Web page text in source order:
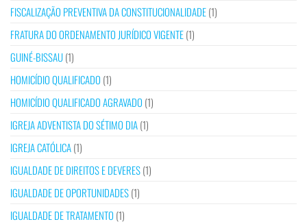
FISCALIZAÇÃO PREVENTIVA DA CONSTITUCIONALIDADE(1)
FRATURA DO ORDENAMENTO JURÍDICO VIGENTE(1)
GUINÉ-BISSAU(1)
HOMICÍDIO QUALIFICADO (1)
HOMICÍDIO QUALIFICADO AGRAVADO (1)
IGREJA ADVENTISTA DO SÉTIMO DIA(1)
IGREJA CATÓLICA(1)
IGUALDADE DE DIREITOS E DEVERES(1)
IGUALDADE DE OPORTUNIDADES(1)
IGUALDADE DE TRATAMENTO (1)